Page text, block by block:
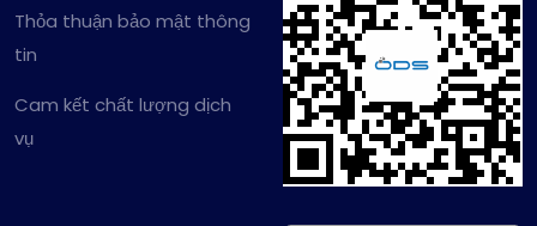
Thỏa thuận bảo mật thông
tin
Cam kết chất lượng dịch
vụ